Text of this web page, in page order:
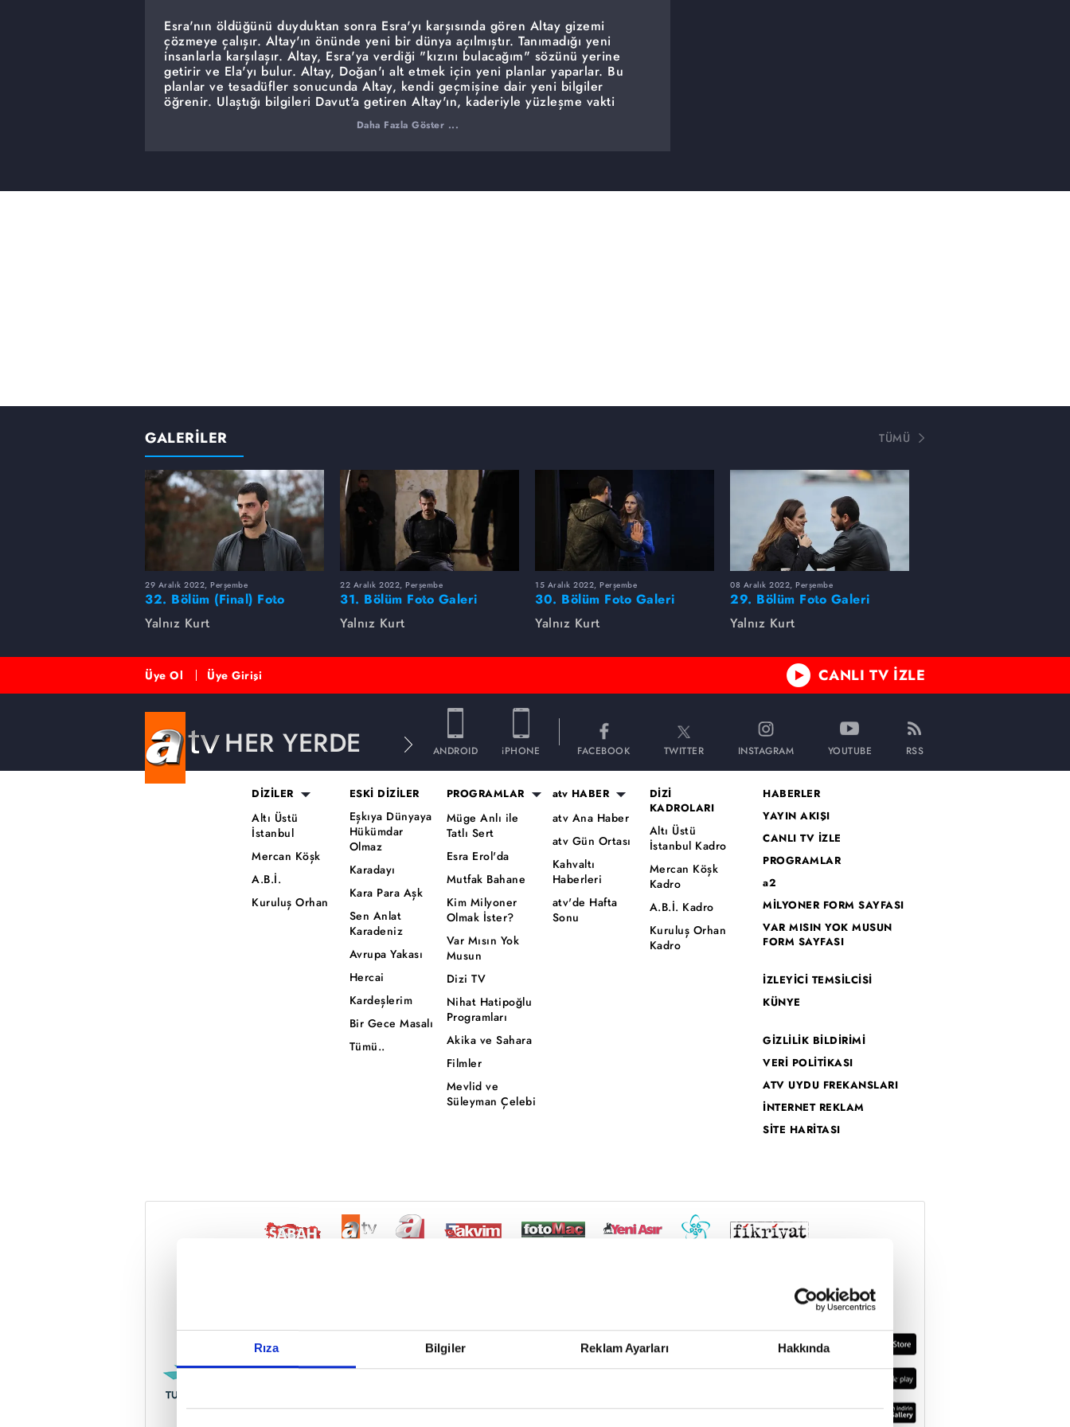
Rıza Bilgiler Reklam Ayarları Hakkında
Reddet
Esra'nın öldüğünü duyduktan sonra Esra'yı karşısında gören Altay gizemi
çözmeye çalışır. Altay'ın önünde yeni bir dünya açılmıştır. Tanımadığı yeni
insanlarla karşılaşır. Altay, Esra'ya verdiği "kızını bulacağım" sözünü yerine
getirir ve Ela'yı bulur. Altay, Doğan'ı alt etmek için yeni planlar yaparlar. Bu
planlar ve tesadüfler sonucunda Altay, kendi geçmişine dair yeni bilgiler
öğrenir. Ulaştığı bilgileri Davut'a getiren Altay'ın, kaderiyle yüzleşme vakti
gelmiştir. Yıllardır sabırla bugünü bekleyen Davut, olan olayları geçmişten
bugüne tek tek Altay'a anlatır. Gerçekleri öğrenen ve düşmanlarını tanıyan
Daha Fazla Göster ...
GALERİLER TÜMÜ
29 Aralık 2022, Perşembe
32. Bölüm (Final) Foto
Galeri
Yalnız Kurt
22 Aralık 2022, Perşembe
31. Bölüm Foto Galeri
Yalnız Kurt
15 Aralık 2022, Perşembe
30. Bölüm Foto Galeri
Yalnız Kurt
08 Aralık 2022, Perşembe
29. Bölüm Foto Galeri
Yalnız Kurt
Üye Ol Üye Girişi CANLI TV İZLE
HER YERDE ANDROID iPHONE FACEBOOK TWITTER INSTAGRAM YOUTUBE RSS
DİZİLER
Altı Üstü
İstanbul
Mercan Köşk
A.B.İ.
Kuruluş Orhan
ESKİ DİZİLER
Eşkıya Dünyaya
Hükümdar
Olmaz
Karadayı
Kara Para Aşk
Sen Anlat
Karadeniz
Avrupa Yakası
Hercai
Kardeşlerim
Bir Gece Masalı
Tümü..
PROGRAMLAR
Müge Anlı ile
Tatlı Sert
Esra Erol'da
Mutfak Bahane
Kim Milyoner
Olmak İster?
Var Mısın Yok
Musun
Dizi TV
Nihat Hatipoğlu
Programları
Akika ve Sahara
Filmler
Mevlid ve
Süleyman Çelebi
atv HABER
atv Ana Haber
atv Gün Ortası
Kahvaltı
Haberleri
atv'de Hafta
Sonu
DİZİ
KADROLARI
Altı Üstü
İstanbul Kadro
Mercan Köşk
Kadro
A.B.İ. Kadro
Kuruluş Orhan
Kadro
HABERLER
YAYIN AKIŞI
CANLI TV İZLE
PROGRAMLAR
a2
MİLYONER FORM SAYFASI
VAR MISIN YOK MUSUN
FORM SAYFASI
İZLEYİCİ TEMSİLCİSİ
KÜNYE
GİZLİLİK BİLDİRİMİ
VERİ POLİTİKASI
ATV UYDU FREKANSLARI
İNTERNET REKLAM
SİTE HARİTASI